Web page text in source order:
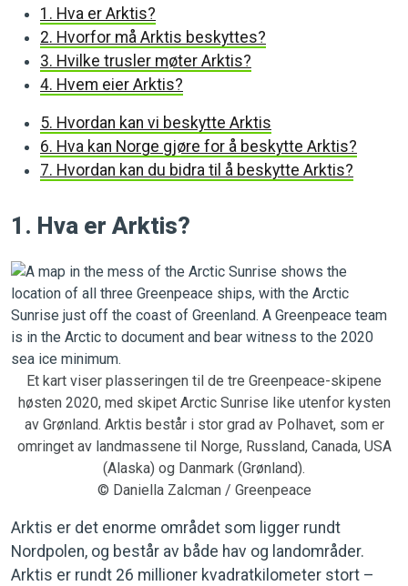
1. Hva er Arktis?
2. Hvorfor må Arktis beskyttes?
3. Hvilke trusler møter Arktis?
4. Hvem eier Arktis?
5. Hvordan kan vi beskytte Arktis
6. Hva kan Norge gjøre for å beskytte Arktis?
7. Hvordan kan du bidra til å beskytte Arktis?
1. Hva er Arktis?
Et kart viser plasseringen til de tre Greenpeace-skipene
høsten 2020, med skipet Arctic Sunrise like utenfor kysten
av Grønland. Arktis består i stor grad av Polhavet, som er
omringet av landmassene til Norge, Russland, Canada, USA
(Alaska) og Danmark (Grønland).
© Daniella Zalcman / Greenpeace
Arktis er det enorme området som ligger rundt
Nordpolen, og består av både hav og landområder.
Arktis er rundt 26 millioner kvadratkilometer stort –